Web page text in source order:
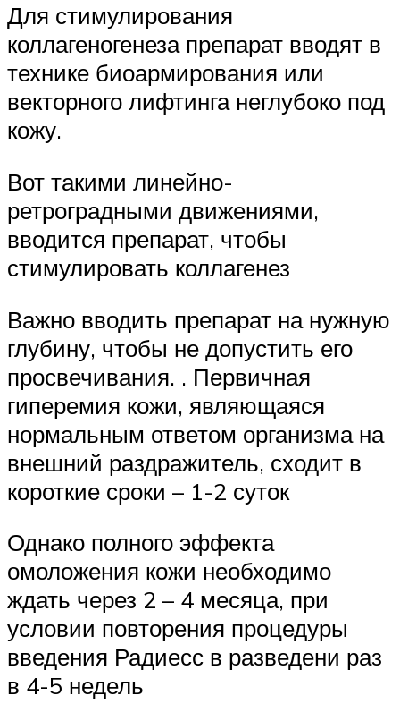
Для стимулирования
коллагеногенеза препарат вводят в
технике биоармирования или
векторного лифтинга неглубоко под
кожу.
Вот такими линейно-
ретроградными движениями,
вводится препарат, чтобы
стимулировать коллагенез
Важно вводить препарат на нужную
глубину, чтобы не допустить его
просвечивания. . Первичная
гиперемия кожи, являющаяся
нормальным ответом организма на
внешний раздражитель, сходит в
короткие сроки – 1-2 суток
Однако полного эффекта
омоложения кожи необходимо
ждать через 2 – 4 месяца, при
условии повторения процедуры
введения Радиесс в разведени раз
в 4-5 недель